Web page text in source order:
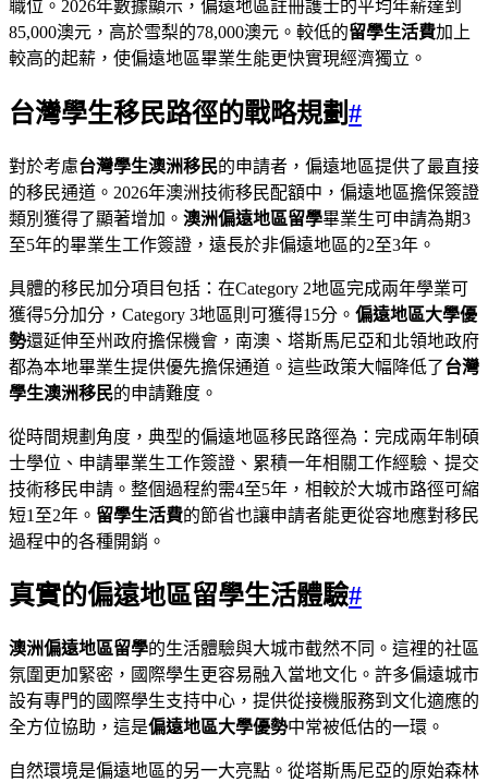
職位。2026年數據顯示，偏遠地區註冊護士的平均年薪達到
85,000澳元，高於雪梨的78,000澳元。較低的留學生活費加上
較高的起薪，使偏遠地區畢業生能更快實現經濟獨立。
台灣學生移民路徑的戰略規劃#
對於考慮台灣學生澳洲移民的申請者，偏遠地區提供了最直接
的移民通道。2026年澳洲技術移民配額中，偏遠地區擔保簽證
類別獲得了顯著增加。 澳洲偏遠地區留學畢業生可申請為期3
至5年的畢業生工作簽證，遠長於非偏遠地區的2至3年。
具體的移民加分項目包括：在Category 2地區完成兩年學業可
獲得5分加分，Category 3地區則可獲得15分。 偏遠地區大學優
勢還延伸至州政府擔保機會，南澳、塔斯馬尼亞和北領地政府
都為本地畢業生提供優先擔保通道。這些政策大幅降低了台灣
學生澳洲移民的申請難度。
從時間規劃角度，典型的偏遠地區移民路徑為：完成兩年制碩
士學位、申請畢業生工作簽證、累積一年相關工作經驗、提交
技術移民申請。整個過程約需4至5年，相較於大城市路徑可縮
短1至2年。 留學生活費的節省也讓申請者能更從容地應對移民
過程中的各種開銷。
真實的偏遠地區留學生活體驗#
澳洲偏遠地區留學的生活體驗與大城市截然不同。這裡的社區
氛圍更加緊密，國際學生更容易融入當地文化。許多偏遠城市
設有專門的國際學生支持中心，提供從接機服務到文化適應的
全方位協助，這是偏遠地區大學優勢中常被低估的一環。
自然環境是偏遠地區的另一大亮點。從塔斯馬尼亞的原始森林